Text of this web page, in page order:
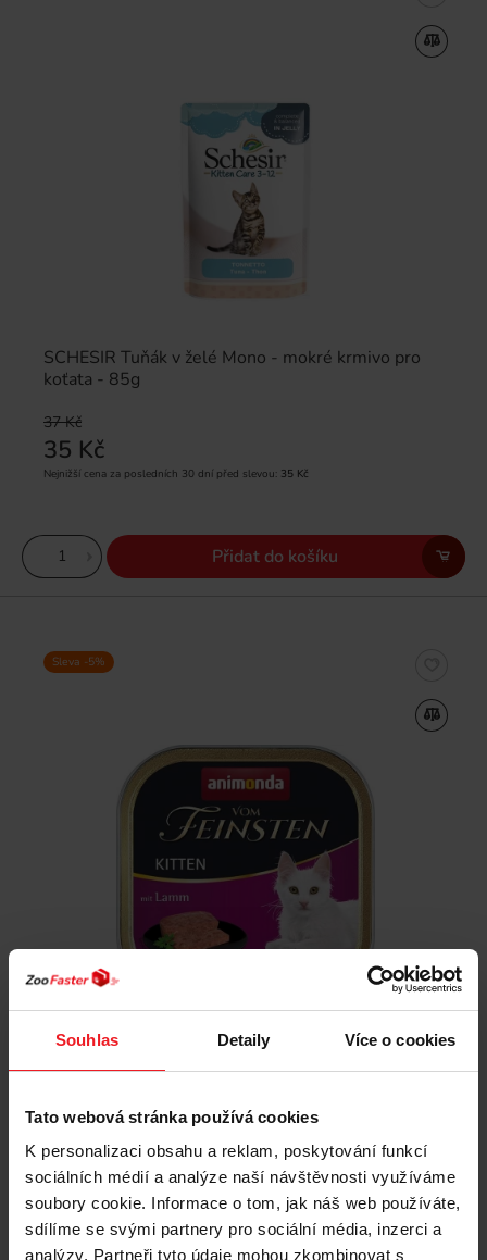
Souhlas Detaily Více o cookies
Tato webová stránka používá cookies
K personalizaci obsahu a reklam, poskytování funkcí
sociálních médií a analýze naší návštěvnosti využíváme
soubory cookie. Informace o tom, jak náš web používáte,
sdílíme se svými partnery pro sociální média, inzerci a
analýzy. Partneři tyto údaje mohou zkombinovat s
SCHESIR Tuňák v želé Mono - mokré krmivo pro
koťata - 85g
37 Kč
35 Kč
Nejnižší cena za posledních 30 dní před slevou: 35 Kč
Přidat do košíku
ANIMONDA Vom Feinsten Kitten Lamb - mokré
krmivo pro kočky - 100g
19 Kč
Nejnižší cena za posledních 30 dní před slevou: 20 Kč
Sleva -5%
Přidat do košíku